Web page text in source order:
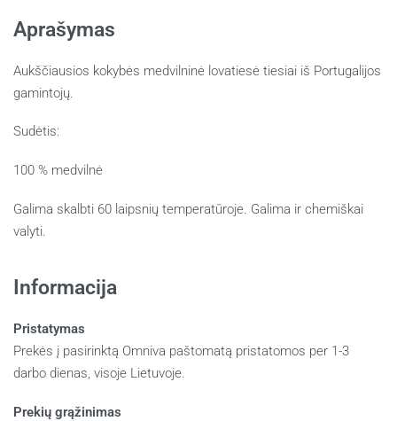
Aprašymas
Aukščiausios kokybės medvilninė lovatiesė tiesiai iš Portugalijos
gamintojų.
Sudėtis:
100 % medvilnė
Galima skalbti 60 laipsnių temperatūroje. Galima ir chemiškai
valyti.
Informacija
Pristatymas
Prekės į pasirinktą Omniva paštomatą pristatomos per 1-3
darbo dienas, visoje Lietuvoje.
Prekių grąžinimas